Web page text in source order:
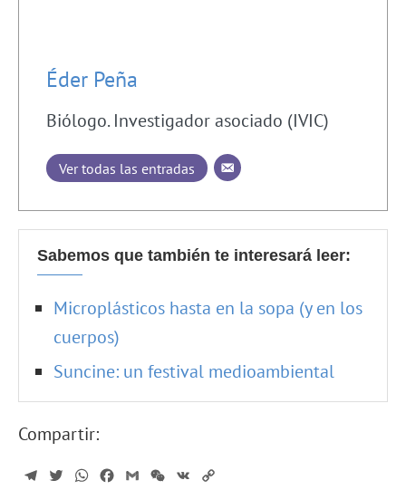
Éder Peña
Biólogo. Investigador asociado (IVIC)
Ver todas las entradas
Sabemos que también te interesará leer:
Microplásticos hasta en la sopa (y en los
cuerpos)
Suncine: un festival medioambiental
Compartir:
TelegramTwitterWhatsApp
Facebook
GmailWeChat
VK